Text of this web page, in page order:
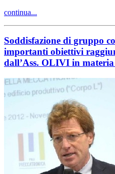
continua...
Soddisfazione di gruppo
importanti obiettivi
dall’Ass. OLIVI in